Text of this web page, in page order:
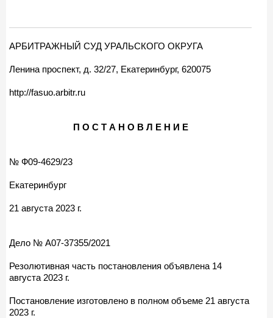
АРБИТРАЖНЫЙ СУД УРАЛЬСКОГО ОКРУГА
Ленина проспект, д. 32/27, Екатеринбург, 620075
http://fasuo.arbitr.ru
П О С Т А Н О В Л Е Н И Е
№ Ф09-4629/23
Екатеринбург
21 августа 2023 г.
Дело № А07-37355/2021
Резолютивная часть постановления объявлена 14
августа 2023 г.
Постановление изготовлено в полном объеме 21 августа
2023 г.